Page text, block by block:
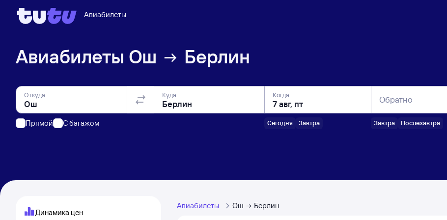
Авиабилеты
Авиабилеты Ош Берлин
Откуда
Прямой C багажом
Куда Когда
Сегодня Завтра
Обратно
Завтра Послезавтра
Динамика цен
Авиабилеты Ош Берлин